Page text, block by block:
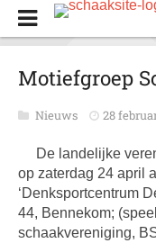
Motiefgroep
Nieuws 28
De landelijke
op zaterdag 24 april
‘Denksportcentrum
44, Bennekom;
schaakvereniging,